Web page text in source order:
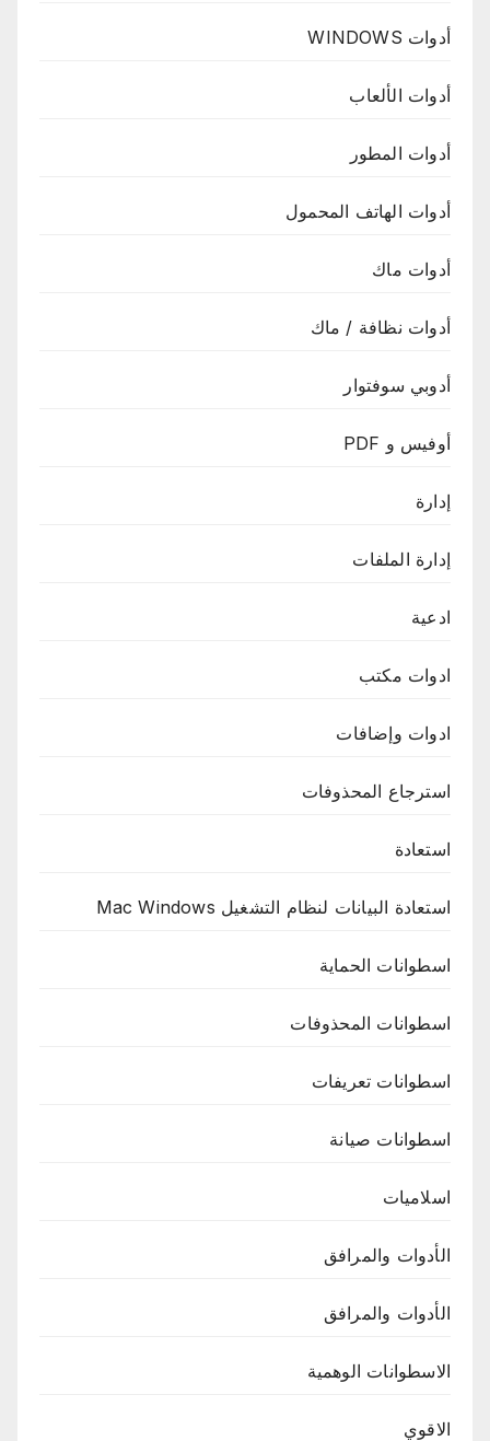
أدوات WINDOWS
أدوات الألعاب
أدوات المطور
أدوات الهاتف المحمول
أدوات ماك
أدوات نظافة / ماك
أدوبي سوفتوار
أوفيس و PDF
إدارة
إدارة الملفات
ادعية
ادوات مكتب
ادوات وإضافات
استرجاع المحذوفات
استعادة
استعادة البيانات لنظام التشغيل Mac Windows
اسطوانات الحماية
اسطوانات المحذوفات
اسطوانات تعريفات
اسطوانات صيانة
اسلاميات
الأدوات والمرافق
الأدوات والمرافق
الاسطوانات الوهمية
الاقوي